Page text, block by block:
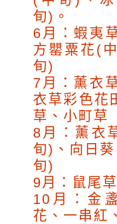
旬)。
6月：蝦夷
方罌粟花(
旬)
7月：薰衣
衣草彩色花
草、小町草
8月：薰衣
旬)、向日
旬)
9月：鼠尾
10月：金
花、一串紅